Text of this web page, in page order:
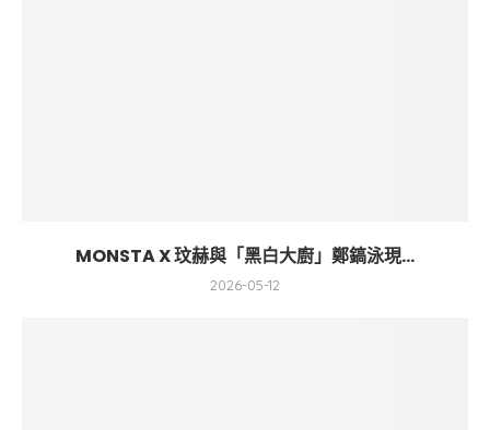
MONSTA X 玟赫與「黑白大廚」鄭鎬泳現...
2026-05-12